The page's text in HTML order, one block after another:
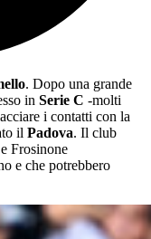
. Dopo una grande
in Serie C -molti
i contatti con la
il Padova. Il club
Frosinone
e che potrebbero